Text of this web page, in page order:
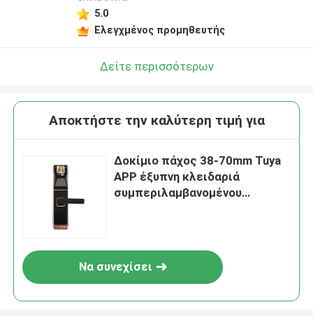
5.0
Ελεγχμένος προμηθευτής
Δείτε περισσότερων
Αποκτήστε την καλύτερη τιμή για
Δοκίμιο πάχος 38-70mm Tuya
APP έξυπνη κλειδαριά
συμπεριλαμβανομένου
Κατάλληλο ευρέως για το
σπίτι γραφείο
Να συνεχίσει